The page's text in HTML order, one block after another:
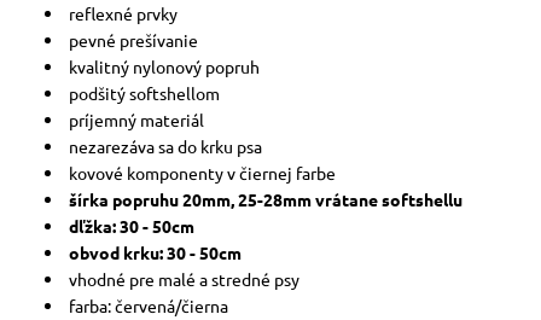
reflexné prvky
pevné prešívanie
kvalitný nylonový popruh
podšitý softshellom
príjemný materiál
nezarezáva sa do krku psa
kovové komponenty v čiernej farbe
šírka popruhu 20mm, 25-28mm vrátane softshellu
dľžka: 30 - 50cm
obvod krku: 30 - 50cm
vhodné pre malé a stredné psy
farba: červená/čierna